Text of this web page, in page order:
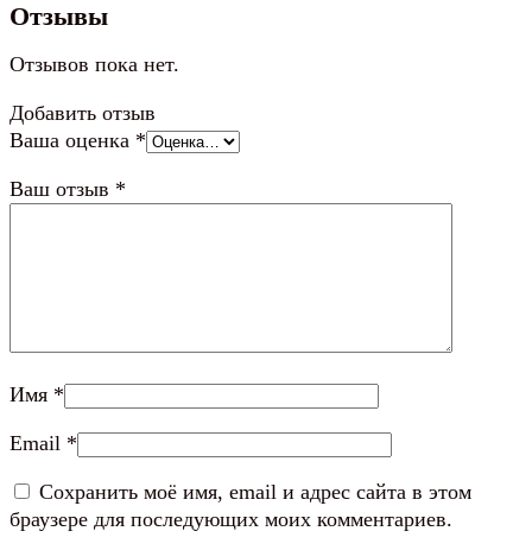
Отзывы
Отзывов пока нет.
Добавить отзыв
Ваша оценка *
Ваш отзыв *
Имя *
Email *
Сохранить моё имя, email и адрес сайта в этом
браузере для последующих моих комментариев.